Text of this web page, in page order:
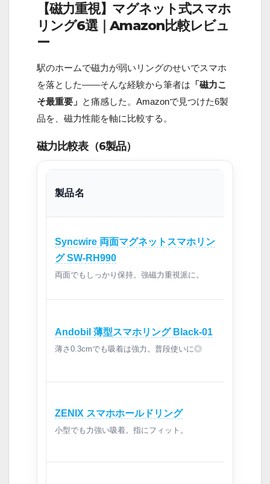
【磁力重視】マグネット式スマホ
リング6選｜Amazon比較レビュ
ー
駅のホームで磁力が弱いリングのせいでスマホ
を落とした――そんな経験から筆者は 「磁力こ
そ最重要」 と痛感した。Amazonで見つけた6製
品を、磁力性能を軸に比較する。
磁力比較表（6製品）
製品名
Syncwire 両面マグネットスマホリン
グ SW-RH990
両面でもしっかり保持。強磁力重視派に。
Andobil 薄型スマホリング Black-01
薄さ0.3cmでも吸着は強力。普段使いに◎
ZENIX スマホホールドリング
小型でも力強い吸着。指にフィット。